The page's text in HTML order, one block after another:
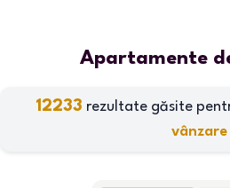
Apartamente
12233 rezultate găsite
vânzare